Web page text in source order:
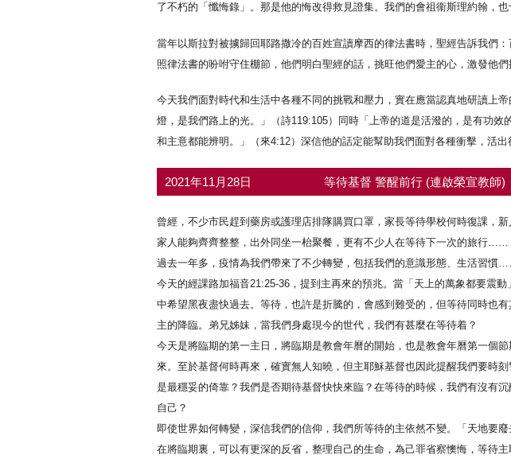
了不朽的「懺悔錄」。那是他的悔改得救見證集。我們的會祖衞斯理約翰，
當年以斯拉對被擄歸回耶路撒冷的百姓宣讀摩西的律法書時，聖經告訴我們
照律法書的吩咐守住棚節，他們明白聖經的話，挑旺他們愛主的心，激發他
今天我們面對時代和生活中各種不同的挑戰和壓力，實在應當認真地研讀上
燈，是我們路上的光。」（詩119:105）同時「上帝的道是活潑的，是有功
和主意都能辨明。」（來4:12）深信他的話定能幫助我們面對各種衝擊，活出
2021年11月28日 等待基督 警醒前行 (連啟榮宣教師)
曾經，不少市民趕到藥房或護理店排隊購買口罩，家長等待學校何時復課，
家人能夠齊齊整整，出外同坐一枱聚餐，更有不少人在等待下一次的旅行……
過去一年多，疫情為我們帶來了不少轉變，包括我們的意識形態、生活習慣
今天的經課路加福音21:25-36，提到主再來的預兆。當「天上的萬象都要震
中希望黑夜盡快過去。等待，也許是折騰的，會感到難受的，但等待同時也
主的降臨。弟兄姊妹，當我們身處現今的世代，我們有甚麼在等待着？
今天是將臨期的第一主日，將臨期是教會年曆的開始，也是教會年曆第一個
來。至於基督何時再來，確實無人知曉，但主耶穌基督也因此提醒我們要時
是最穩妥的倚靠？我們是否期待基督快快來臨？在等待的時候，我們有沒有
自己？
即使世界如何轉變，深信我們的信仰，我們所等待的主依然不變。「天地要
在將臨期裏，可以有更深的反省，整理自己的生命，為己罪省察懊悔，等待